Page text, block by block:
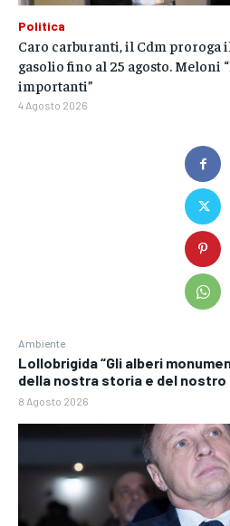
Ambiente
Lollobrigida “Gli alberi
della nostra storia e del
8 Agosto 2026
Politica
Caro carburanti, il Cdm proroga
gasolio fino al 25 agosto. Meloni
importanti”
4 Agosto 2026